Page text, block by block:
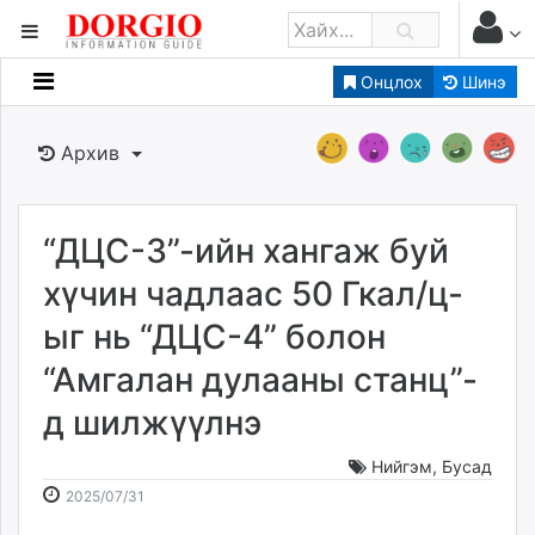
Онцлох Шинэ
Мэдээллийн
Банк санхүү
Бизнес ААН
Төрийн
Нийслэлийн
dorgio.mn
Gogo.mn
news.mn
Baabar.mn
Архив
“ДЦС-3”-ийн хангаж буй
хүчин чадлаас 50 Гкал/ц-
ыг нь “ДЦС-4” болон
“Амгалан дулааны станц”-
д шилжүүлнэ
Нийгэм, Бусад
2025/07/31